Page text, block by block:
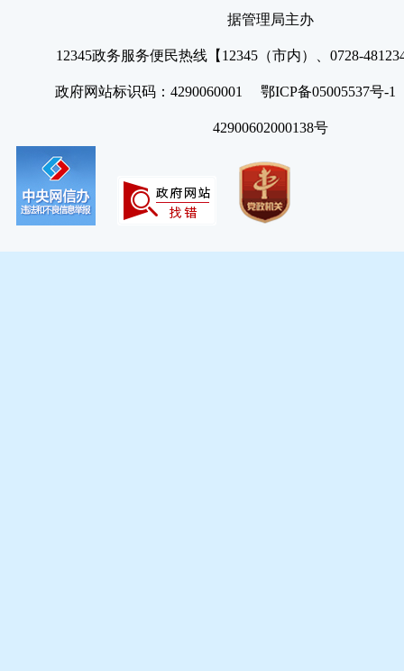
据管理局主办
12345政务服务便民热线【12345（市内）、0728-
政府网站标识码：4290060001 鄂ICP备05005537号
42900602000138号